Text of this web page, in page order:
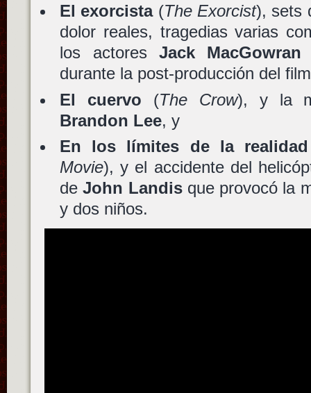
El exorcista(The Exorcist), sets
dolor reales, tragedias varias
los actores Jack MacGowran
durante la post-producción del
El cuervo (The Crow), y la
Brandon Lee, y
En los límites de la realidad
Movie), y el accidente del
deJohn Landisque provocó la
y dos niños.